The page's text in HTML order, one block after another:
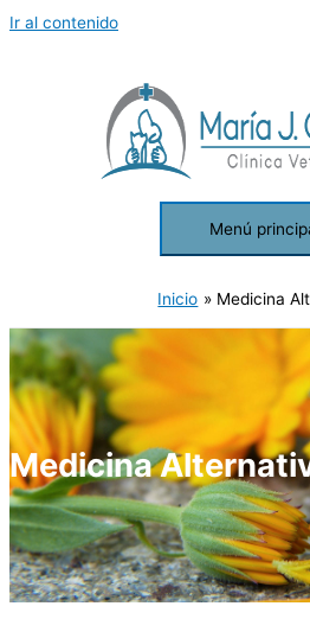
Ir al contenido
Menú
Inicio Medicina
Medicina